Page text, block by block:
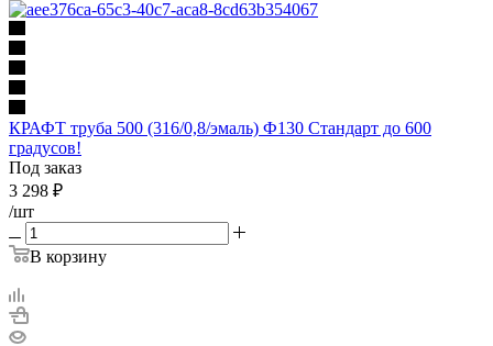
КРАФТ труба 500 (316/0,8/эмаль) Ф130 Стандарт до 600
градусов!
Под заказ
3 298 ₽
/шт
В корзину